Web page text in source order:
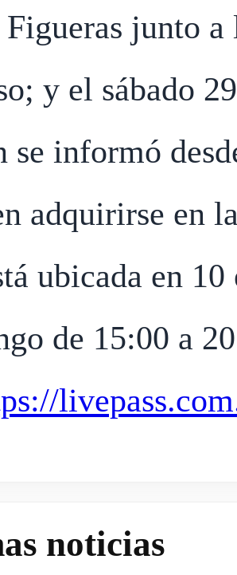
junto a
y el sábado
se informó
adquirirse en
ubicada en
de 15:00 a
noticias